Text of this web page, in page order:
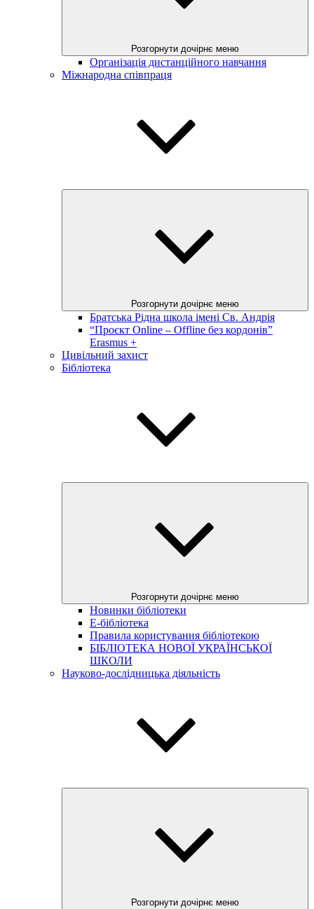
Розгорнути дочірнє меню
Організація дистанційного навчання
Міжнародна співпраця
Розгорнути дочірнє меню
Братська Рідна школа імені Св. Андрія
“Проєкт Online – Offline без кордонів”
Erasmus +
Цивільний захист
Бібліотека
Розгорнути дочірнє меню
Новинки бібліотеки
E-бібліотека
Правила користування бібліотекою
БІБЛІОТЕКА НОВОЇ УКРАЇНСЬКОЇ
ШКОЛИ
Науково-дослідницька діяльність
Розгорнути дочірнє меню